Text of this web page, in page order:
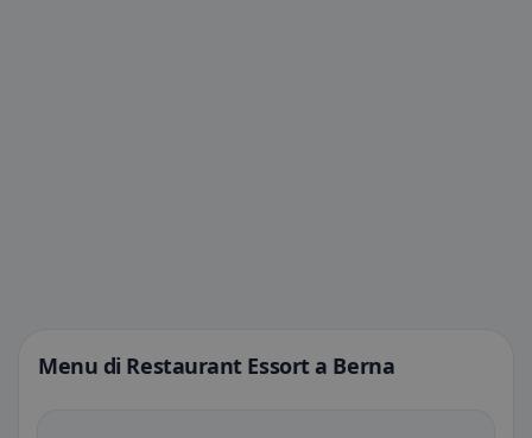
Menu di Restaurant Essort a Berna